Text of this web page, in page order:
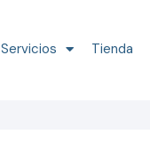
Servicios Tienda